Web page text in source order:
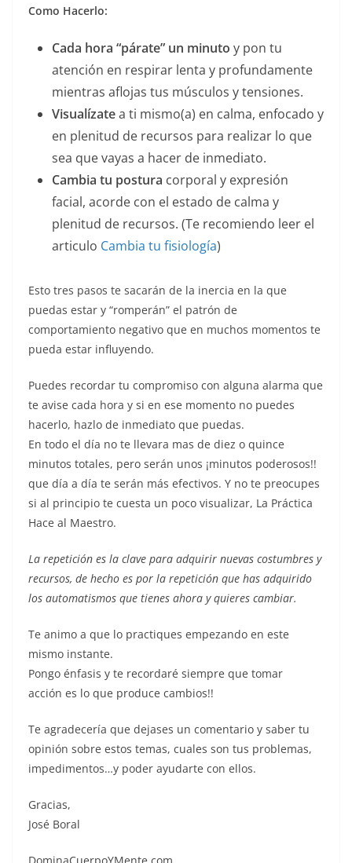
Como Hacerlo:
Cada hora “párate” un minuto y pon tu
atención en respirar lenta y profundamente
mientras aflojas tus músculos y tensiones.
Visualízatea ti mismo(a) en calma, enfocado y
en plenitud de recursos para realizar lo que
sea que vayas a hacer de inmediato.
Cambia tu postura corporal y expresión
facial, acorde con el estado de calma y
plenitud de recursos. (Te recomiendo leer el
articulo Cambia tu fisiología)
Esto tres pasos te sacarán de la inercia en la que
puedas estar y “romperán” el patrón de
comportamiento negativo que en muchos momentos te
pueda estar influyendo.
Puedes recordar tu compromiso con alguna alarma que
te avise cada hora y si en ese momento no puedes
hacerlo, hazlo de inmediato que puedas.
En todo el día no te llevara mas de diez o quince
minutos totales, pero serán unos ¡minutos poderosos!!
que día a día te serán más efectivos. Y no te preocupes
si al principio te cuesta un poco visualizar, La Práctica
Hace al Maestro.
La repetición es la clave para adquirir nuevas costumbres y
recursos, de hecho es por la repetición que has adquirido
los automatismos que tienes ahora y quieres cambiar.
Te animo a que lo practiques empezando en este
mismo instante.
Pongo énfasis y te recordaré siempre que tomar
acción es lo que produce cambios!!
Te agradecería que dejases un comentario y saber tu
opinión sobre estos temas, cuales son tus problemas,
impedimentos…y poder ayudarte con ellos.
Gracias,
José Boral